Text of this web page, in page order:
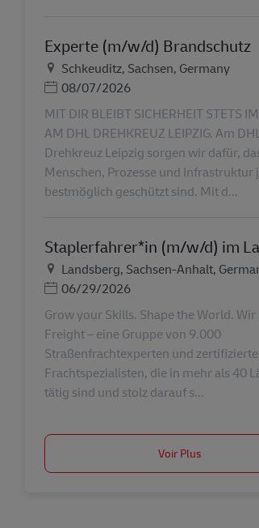
Experte (m/w/d) Brandschutz
LieuSchkeuditz, Sachsen, Germany
Posted Date
08/07/2026
MIT DIR BLEIBT SICHERHEIT STETS
AM DHL DREHKREUZ LEIPZIG. Am
Drehkreuz Leipzig sorgen wir dafür,
Menschen, Prozesse und Infrastruktur
bestmöglich geschützt sind. Mit d...
Staplerfahrer*in (m/w/d) im
LieuLandsberg, Sachsen-Anhalt,
Posted Date
06/29/2026
Grow your Skills. Shape the World.
Freight – eine Gruppe von 9.000
Straßenfrachtexperten und
Frachtspezialisten, die in mehr als 40
tätig sind und stolz darauf s...
Voir Plus